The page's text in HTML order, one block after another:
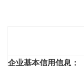
企业基本信用信息：